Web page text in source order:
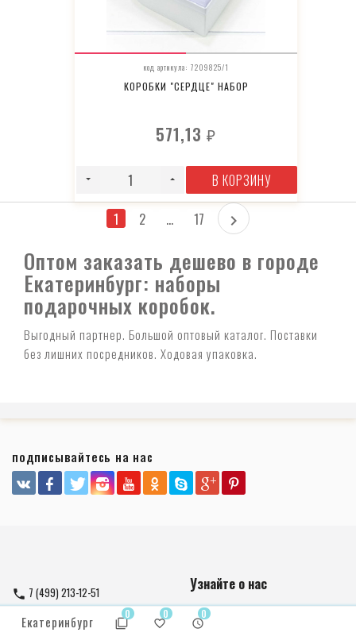
Екатеринбург 0 0 0
код артикула: 7209825/1
КОРОБКИ "СЕРДЦЕ" НАБОР
571,13₽
В КОРЗИНУ
1 2 ... 17
Оптом заказать дешево в городе
Екатеринбург: наборы
подарочных коробок.
Выгодный партнер. Большой оптовый каталог. Поставки
без лишних посредников. Ходовая упаковка.
подписывайтесь на нас
7 (499) 213-12-51
infolaretspack@gmail.com
Пн—Вс 06:00—18:00
Узнайте о нас
о компании
как оплатить